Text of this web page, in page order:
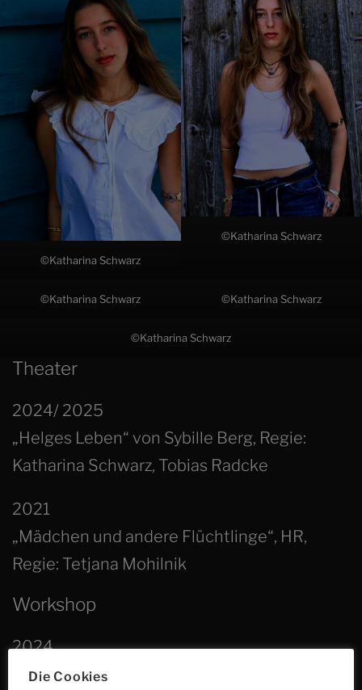
©Katharina Schwarz
©Katharina Schwarz
©Katharina Schwarz ©Katharina Schwarz
©Katharina Schwarz
Theater
2024/ 2025
„Helges Leben“ von Sybille Berg, Regie:
Katharina Schwarz, Tobias Radcke
2021
„Mädchen und andere Flüchtlinge“, HR,
Regie: Tetjana Mohilnik
Workshop
2024
Intensivworkshop in Italien mit Jeff Ricketts,
Die Cookies